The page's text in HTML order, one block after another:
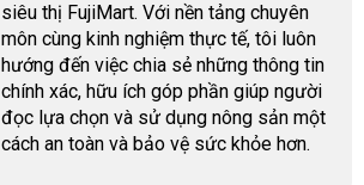
siêu thị FujiMart. Với nền tảng chuyên
môn cùng kinh nghiệm thực tế, tôi luôn
hướng đến việc chia sẻ những thông tin
chính xác, hữu ích góp phần giúp người
đọc lựa chọn và sử dụng nông sản một
cách an toàn và bảo vệ sức khỏe hơn.